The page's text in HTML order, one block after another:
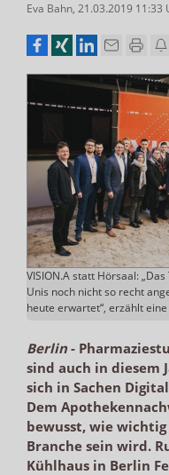
Eva Bahn, 21.03.2019 11:33
VISION.A statt Hörsaal:
Unis noch nicht so recht
heute erwartet“, erzählt
Berlin-
sind auch in diesem
sich in Sachen
Dem
bewusst, wie
Branche sein wird.
Kühlhaus in Berlin